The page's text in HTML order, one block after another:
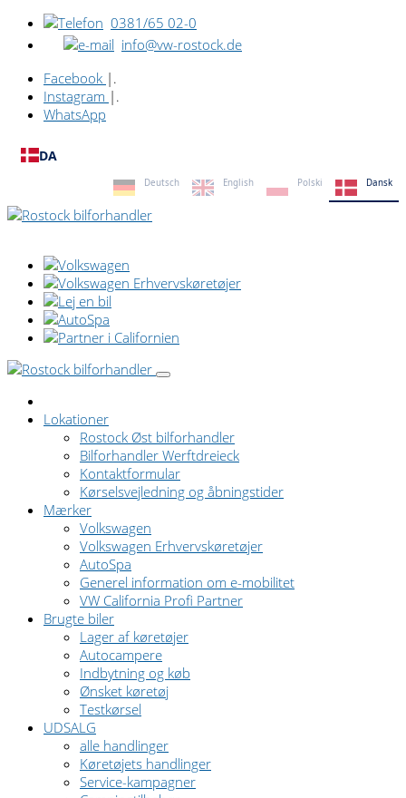
0381/65 02-0
info@vw-rostock.de
Facebook |.
Instagram |.
WhatsApp
DA
Deutsch English Polski Dansk
Lokationer
Rostock Øst bilforhandler
Bilforhandler Werftdreieck
Kontaktformular
Kørselsvejledning og åbningstider
Mærker
Volkswagen
Volkswagen Erhvervskøretøjer
AutoSpa
Generel information om e-mobilitet
VW California Profi Partner
Brugte biler
Lager af køretøjer
Autocampere
Indbytning og køb
Ønsket køretøj
Testkørsel
UDSALG
alle handlinger
Køretøjets handlinger
Service-kampagner